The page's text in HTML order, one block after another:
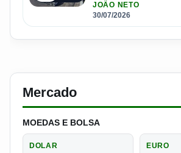
JOÃO NETO
30/07/2026
Mercado
MOEDAS E BOLSA
DOLAR EURO